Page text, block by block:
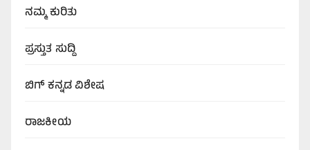
ನಮ್ಮ ಕುರಿತು
ಪ್ರಸ್ತುತ ಸುದ್ದಿ
ಬಿಗ್‌ ಕನ್ನಡ ವಿಶೇಷ
ರಾಜಕೀಯ